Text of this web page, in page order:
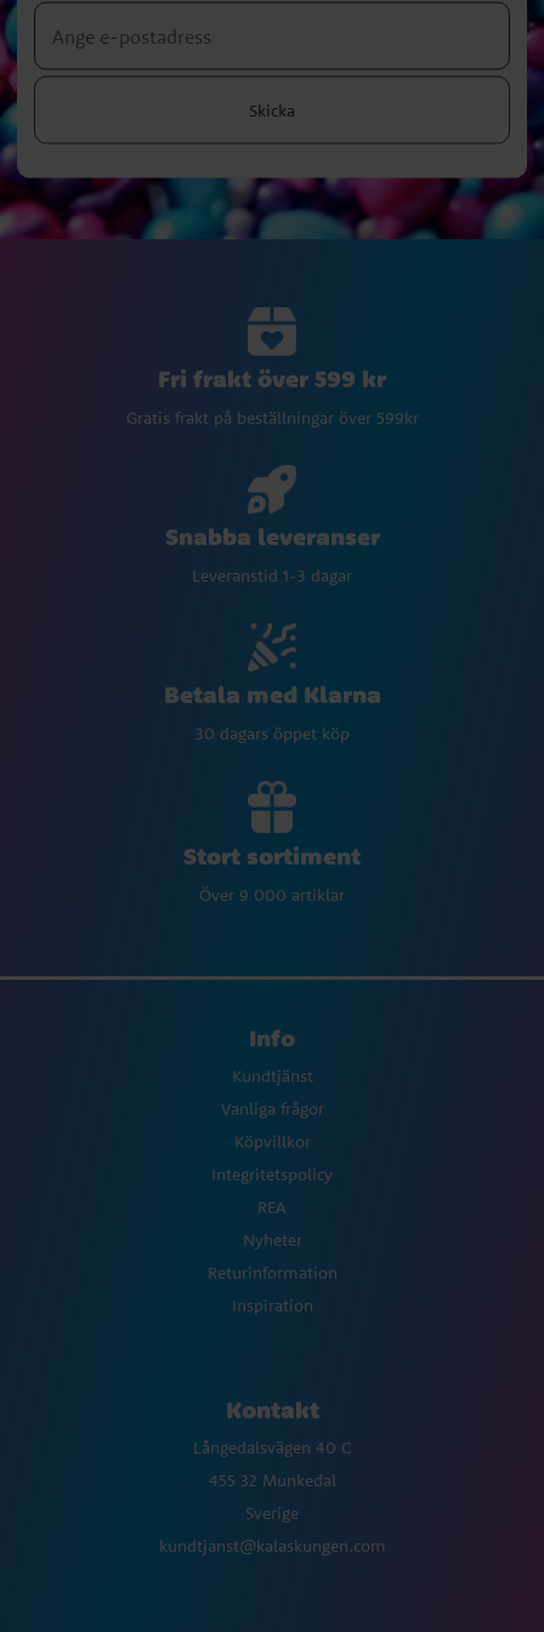
Skicka
Fri frakt över 599 kr
Gratis frakt på beställningar över 599kr
Snabba leveranser
Leveranstid 1-3 dagar
Betala med Klarna
30 dagars öppet köp
Stort sortiment
Över 9 000 artiklar
Info
Kundtjänst
Vanliga frågor
Köpvillkor
Integritetspolicy
REA
Nyheter
Returinformation
Inspiration
Kontakt
Långedalsvägen 40 C
455 32 Munkedal
Sverige
kundtjanst@kalaskungen.com